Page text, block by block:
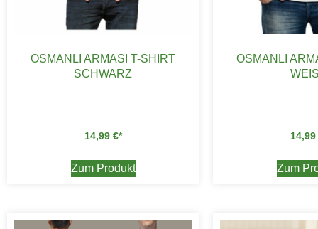
OSMANLI ARMASI T-SHIRT
SCHWARZ
14,99 €
Zum Produkt
OSMANLI
14,99
Zum